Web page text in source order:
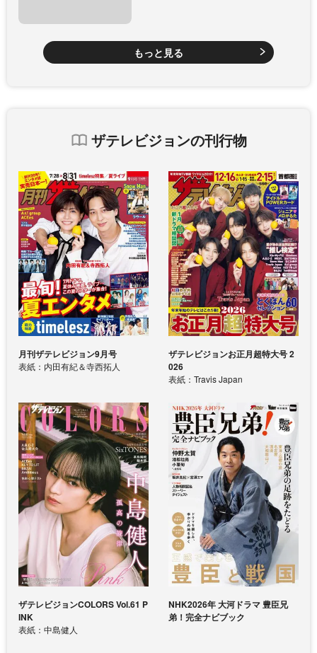
もっと見る
ザテレビジョンの刊行物
月刊ザテレビジョン9月号
表紙：内田有紀＆寺西拓人
ザテレビジョンお正月超特大号 2
026
表紙：Travis Japan
ザテレビジョンCOLORS Vol.61 P
INK
表紙：中島健人
NHK2026年 大河ドラマ 豊臣兄
弟！完全ナビブック